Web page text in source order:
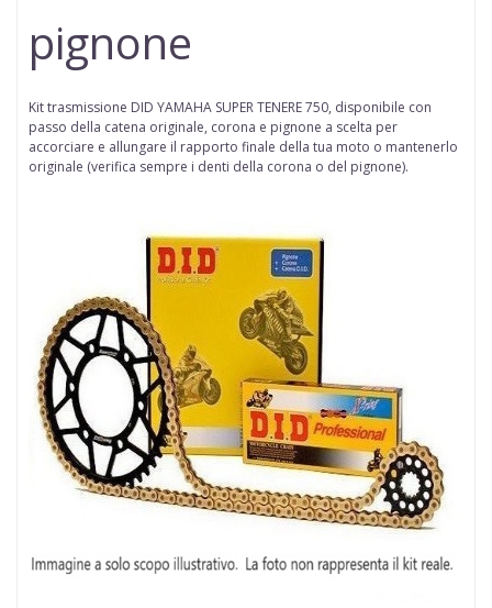
pignone
Kit trasmissione DID YAMAHA SUPER TENERE 750, disponibile con
passo della catena originale, corona e pignone a scelta per
accorciare e allungare il rapporto finale della tua moto o mantenerlo
originale (verifica sempre i denti della corona o del pignone).